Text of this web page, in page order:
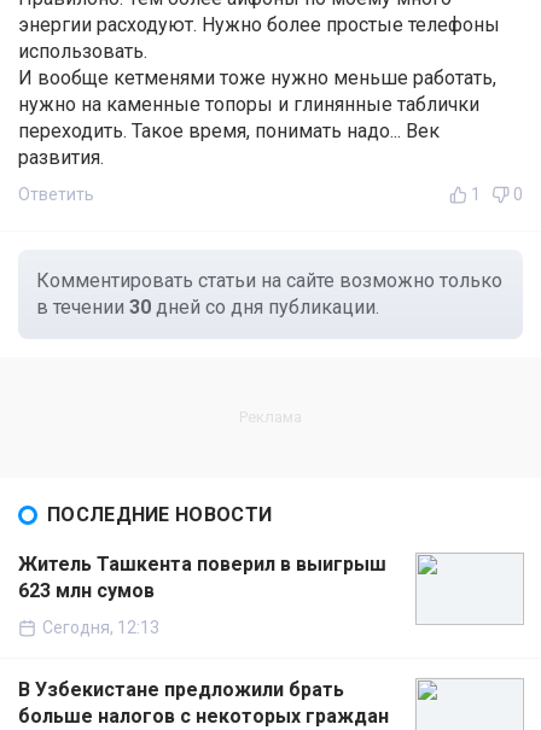
энергии расходуют. Нужно более простые телефоны
использовать.
И вообще кетменями тоже нужно меньше работать,
нужно на каменные топоры и глинянные таблички
переходить. Такое время, понимать надо... Век
развития.
Ответить 1 0
Комментировать статьи на сайте возможно только
в течении 30 дней со дня публикации.
ПОСЛЕДНИЕ НОВОСТИ
Житель Ташкента поверил в выигрыш
623 млн сумов
Сегодня, 12:13
В Узбекистане предложили брать
больше налогов с некоторых граждан